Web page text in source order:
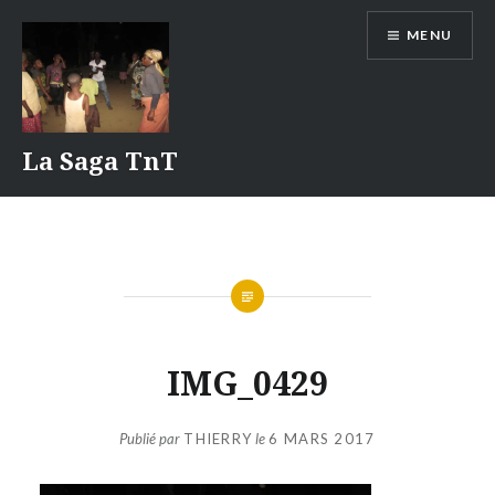
contenu
La Saga TnT
MENU
IMG_0429
Publié par THIERRYle6 MARS 2017